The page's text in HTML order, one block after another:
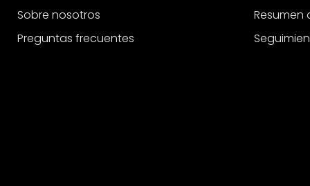
Sobre nosotros
Preguntas frecuentes
Resumen